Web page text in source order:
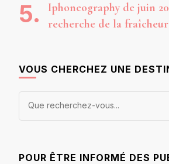
Iphoneography de juin
recherche de la fraîcheur
VOUS CHERCHEZ UNE
Vous
POUR ÊTRE INFORMÉ DES